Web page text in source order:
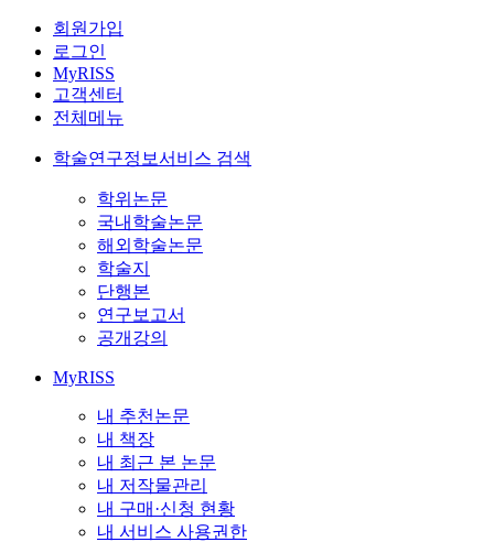
회원가입
로그인
MyRISS
고객센터
전체메뉴
학술연구정보서비스 검색
학위논문
국내학술논문
해외학술논문
학술지
단행본
연구보고서
공개강의
MyRISS
내 추천논문
내 책장
내 최근 본 논문
내 저작물관리
내 구매·신청 현황
내 서비스 사용권한